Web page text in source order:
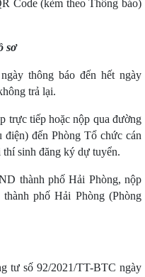
Code (kèm theo Thông báo)
sơ
thông báo đến hết ngày
trả lại.
trực tiếp hoặc nộp qua đường
đến Phòng Tổ chức cán
sinh đăng ký dự tuyển.
thành phố Hải Phòng, nộp
phố Hải Phòng (Phòng
tư số 92/2021/TT-BTC ngày